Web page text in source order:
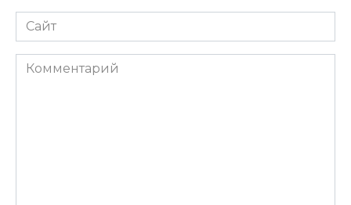
Сайт
Комментарий